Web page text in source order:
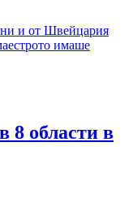
и от Швейцария
имаше
8 области в